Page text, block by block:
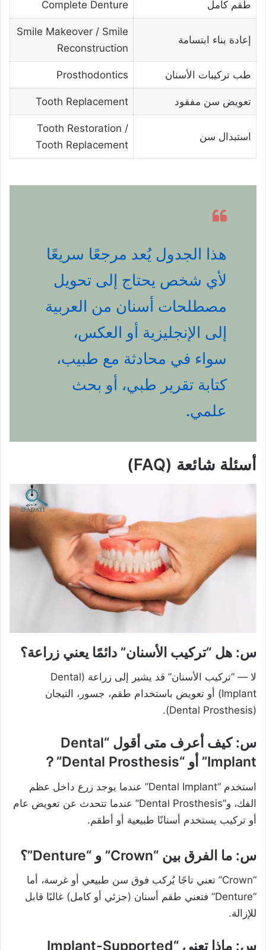
طقم كامل Complete Denture
إعادة بناء ابتسامة
Smile Makeover / Smile
Reconstruction
طب تركيبات الأسنان Prosthodontics
تعويض سن مفقود Tooth Replacement
استبدال سن
Tooth Restoration /
Tooth Replacement
هذا الجدول يُعد مرجعًا سريعًا
لأي شخص يحتاج إلى تحويل
مصطلحات أسنان من العربية
إلى الإنجليزية أو العكس،
سواء في محادثة مع طبيب،
كتابة تقرير طبي، أو بحث
علمي.
أسئلة شائعة (FAQ)
س: هل “تركيب الأسنان” دائمًا يعني زراعة؟
لا — “تركيب الأسنان” قد يشير إلى زراعة (Dental
Implant) أو تعويض باستخدام طقم، جسور، التيجان
(Dental Prosthesis).
س: كيف أعرف متى أقول “Dental
Implant” أو “Dental Prosthesis”？
استخدم “Dental Implant” عندما يوجد زرع داخل عظم
الفك، و”Dental Prosthesis” عندما تتحدث عن تعويض عام
أو تركيب يستخدم أسنانًا طبيعية أو أطقم.
س: ما الفرق بين “Crown” و “Denture”؟
“Crown” تعني تاجًا يُركب فوق سن طبيعي أو غرسة، أما
“Denture” فتعني طقم أسنان (جزئي أو كامل) غالبًا قابل
للإزالة.
س: ماذا تعني “Implant-Supported